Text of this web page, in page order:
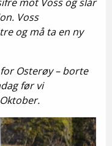
Voss
og må ta en ny
Osterøy – borte
før vi